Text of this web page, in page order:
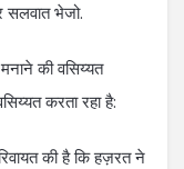
भेजो.
की वसिय्यत
करता रहा है:
की है कि हज़रत ने